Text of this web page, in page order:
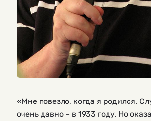
«Мне повезло, когда я родился.
очень давно – в 1933 году. Но